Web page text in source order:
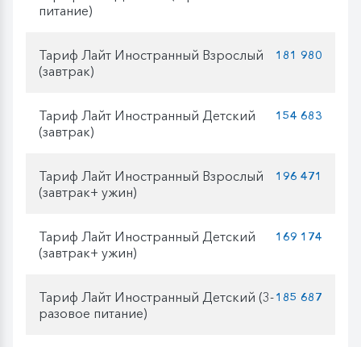
питание)
Тариф Лайт Иностранный Взрослый
(завтрак)
181 980
Тариф Лайт Иностранный Детский
(завтрак)
154 683
Тариф Лайт Иностранный Взрослый
(завтрак+ ужин)
196 471
Тариф Лайт Иностранный Детский
(завтрак+ ужин)
169 174
Тариф Лайт Иностранный Детский (3-
разовое питание)
185 687